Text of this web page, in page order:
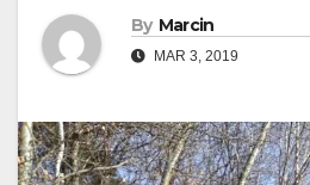
By Marcin
MAR 3, 2019